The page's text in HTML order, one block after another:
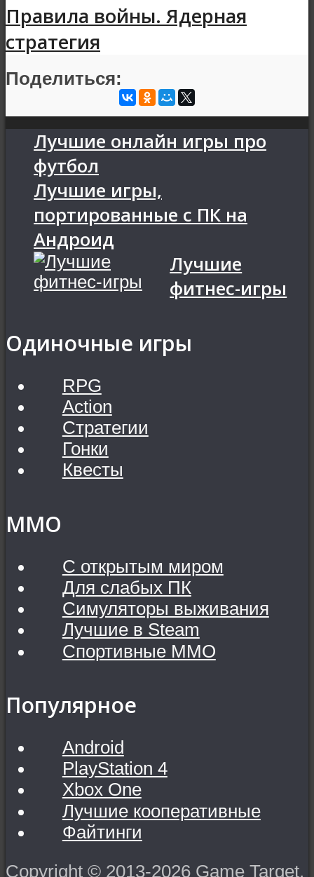
Правила войны. Ядерная
стратегия
Поделиться:
Лучшие онлайн игры про
футбол
Лучшие игры,
портированные с ПК на
Андроид
Лучшие
фитнес-игры
Одиночные игры
RPG
Action
Стратегии
Гонки
Квесты
MMO
С открытым миром
Для слабых ПК
Симуляторы выживания
Лучшие в Steam
Спортивные MMO
Популярное
Android
PlayStation 4
Xbox One
Лучшие кооперативные
Файтинги
Copyright © 2013-2026 Game Target.